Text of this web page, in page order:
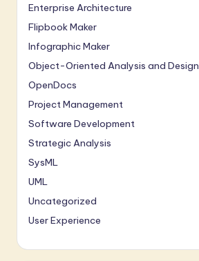
Enterprise Architecture
Flipbook Maker
Infographic Maker
Object-Oriented Analysis and Design
OpenDocs
Project Management
Software Development
Strategic Analysis
SysML
UML
Uncategorized
User Experience